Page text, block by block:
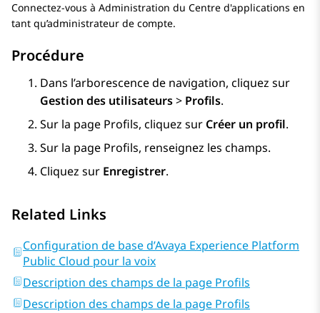
Connectez-vous à Administration du Centre d'applications en
tant qu’administrateur de compte.
Procédure
Dans l’arborescence de navigation, cliquez sur
Gestion des utilisateurs> Profils.
Sur la page Profils, cliquez sur Créer un profil.
Sur la page Profils, renseignez les champs.
Cliquez sur Enregistrer.
Related Links
Configuration de base d’Avaya Experience Platform
Public Cloud pour la voix
Description des champs de la page Profils
Description des champs de la page Profils